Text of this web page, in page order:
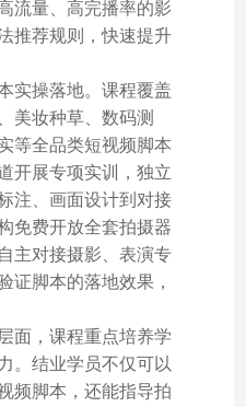
流量、高完播率的影
推荐规则，快速提升
实操落地。课程覆盖
美妆种草、数码测
等全品类短视频脚本
开展专项实训，独立
注、画面设计到对接
免费开放全套拍摄器
主对接摄影、表演专
证脚本的落地效果，
面，课程重点培养学
。结业学员不仅可以
频脚本，还能指导拍